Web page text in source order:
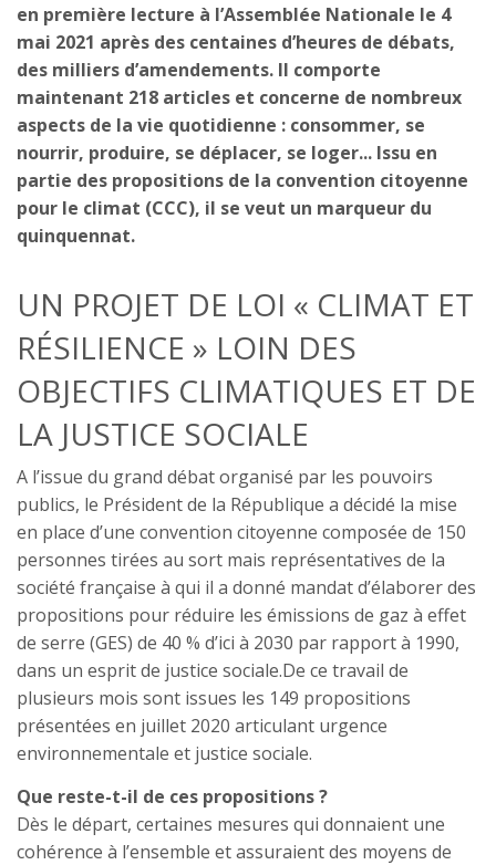
en première lecture à l’Assemblée Nationale le 4
mai 2021 après des centaines d’heures de débats,
des milliers d’amendements. Il comporte
maintenant 218 articles et concerne de nombreux
aspects de la vie quotidienne : consommer, se
nourrir, produire, se déplacer, se loger... Issu en
partie des propositions de la convention citoyenne
pour le climat (CCC), il se veut un marqueur du
quinquennat.
UN PROJET DE LOI « CLIMAT ET
RÉSILIENCE » LOIN DES
OBJECTIFS CLIMATIQUES ET DE
LA JUSTICE SOCIALE
A l’issue du grand débat organisé par les pouvoirs
publics, le Président de la République a décidé la mise
en place d’une convention citoyenne composée de 150
personnes tirées au sort mais représentatives de la
société française à qui il a donné mandat d’élaborer des
propositions pour réduire les émissions de gaz à effet
de serre (GES) de 40 % d’ici à 2030 par rapport à 1990,
dans un esprit de justice sociale.De ce travail de
plusieurs mois sont issues les 149 propositions
présentées en juillet 2020 articulant urgence
environnementale et justice sociale.
Que reste-t-il de ces propositions ?
Dès le départ, certaines mesures qui donnaient une
cohérence à l’ensemble et assuraient des moyens de